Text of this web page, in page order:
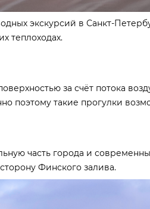
экскурсий в Санкт-
теплоходах.
за счёт потока
поэтому такие прогулки
часть города и
Финского залива.